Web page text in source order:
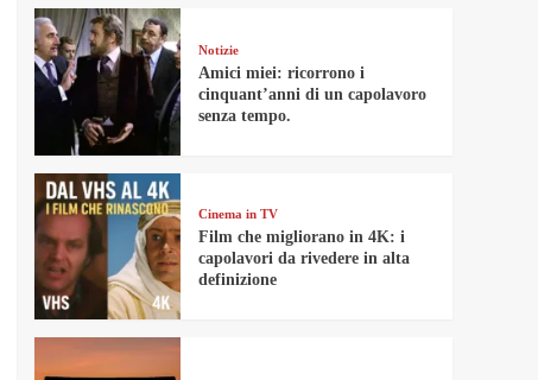
Notizie
Amici miei: ricorrono i
cinquant’anni di un capolavoro
senza tempo.
Cinema in TV
Film che migliorano in 4K: i
capolavori da rivedere in alta
definizione